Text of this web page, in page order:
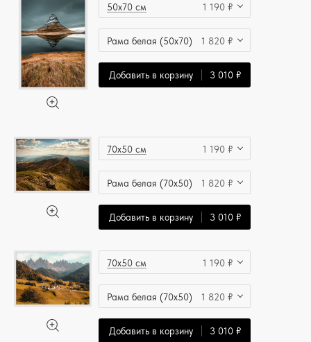
50x70 см 1 190 ₽
Рама белая (50x70) 1 820 ₽
Добавить в корзину 3 010 ₽
70x50 см 1 190 ₽
Рама белая (70x50) 1 820 ₽
Добавить в корзину 3 010 ₽
70x50 см 1 190 ₽
Рама белая (70x50) 1 820 ₽
Добавить в корзину 3 010 ₽